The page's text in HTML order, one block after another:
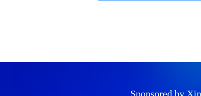
Sponsored by